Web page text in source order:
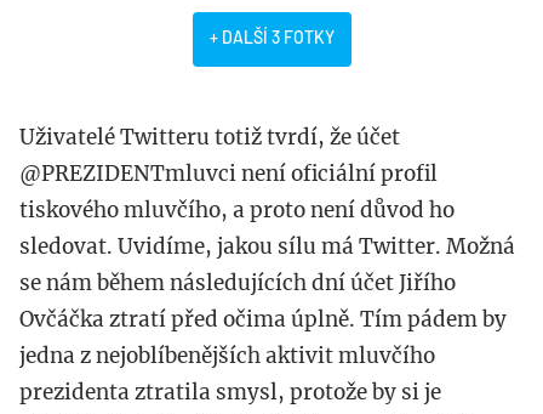
+ DALŠÍ 3 FOTKY
Uživatelé Twitteru totiž tvrdí, že účet
@PREZIDENTmluvci není oficiální profil
tiskového mluvčího, a proto není důvod ho
sledovat. Uvidíme, jakou sílu má Twitter. Možná
se nám během následujících dní účet Jiřího
Ovčáčka ztratí před očima úplně. Tím pádem by
jedna z nejoblíbenějších aktivit mluvčího
prezidenta ztratila smysl, protože by si je